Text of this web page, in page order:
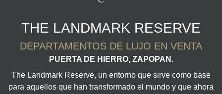
THE LANDMARK RESERVE
DEPARTAMENTOS DE LUJO EN VENTA
PUERTA DE HIERRO, ZAPOPAN.
The Landmark Reserve, un entorno que sirve como base
para aquellos que han transformado el mundo y que ahora